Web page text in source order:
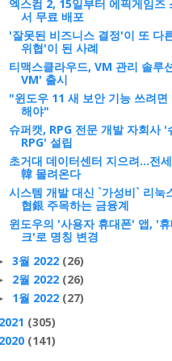
엑스컴 2, 15일부터 에픽게임즈
서 무료 배포
'잘못된 비즈니스 결정'이 또 다
위협'이 된 사례
티맥스클라우드, VM 관리 솔루
VM' 출시
"윈도우 11 새 보안 기능 쓰려면
해야"
슈퍼캣, RPG 전문 개발 자회사 '
RPG' 설립
초거대 데이터센터 지으려…전
韓 몰려온다
시스템 개발 대신 `가성비` 리눅
협銀 주목하는 금융계
윈도우의 '사용자 휴대폰' 앱, '
크'로 명칭 변경
3월 2022 (26)
2월 2022 (26)
1월 2022 (27)
(305)
(141)